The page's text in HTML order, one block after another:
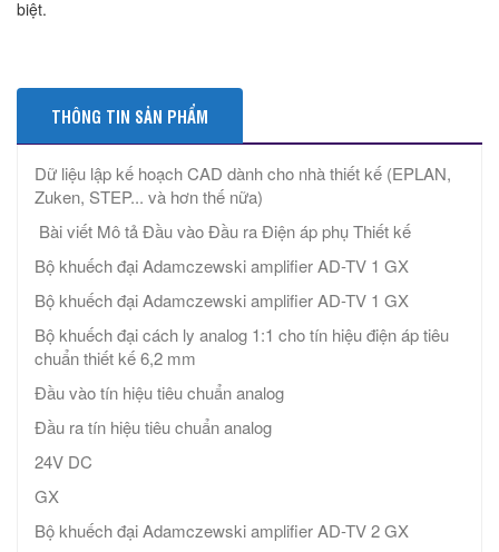
biệt.
THÔNG TIN SẢN PHẨM
Dữ liệu lập kế hoạch CAD dành cho nhà thiết kế (EPLAN,
Zuken, STEP... và hơn thế nữa)
Bài viết Mô tả Đầu vào Đầu ra Điện áp phụ Thiết kế
Bộ khuếch đại Adamczewski amplifier AD-TV 1 GX
Bộ khuếch đại Adamczewski amplifier AD-TV 1 GX
Bộ khuếch đại cách ly analog 1:1 cho tín hiệu điện áp tiêu
chuẩn thiết kế 6,2 mm
Đầu vào tín hiệu tiêu chuẩn analog
Đầu ra tín hiệu tiêu chuẩn analog
24V DC
GX
Bộ khuếch đại Adamczewski amplifier AD-TV 2 GX